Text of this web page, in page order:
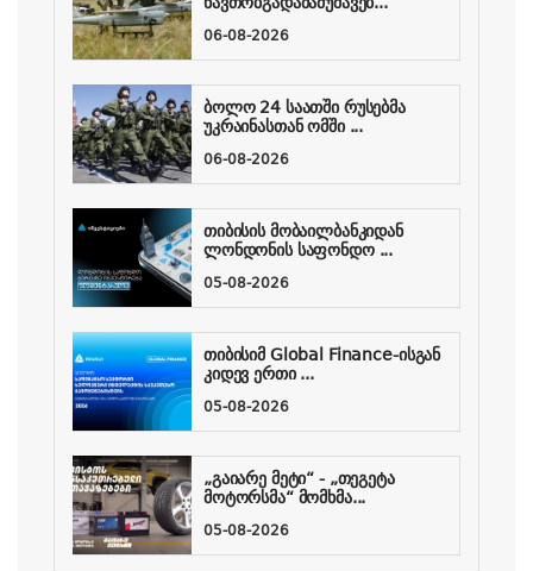
06-08-2026
ბოლო 24 საათში რუსებმა
უკრაინასთან ომში ...
06-08-2026
თიბისის მობაილბანკიდან
ლონდონის საფონდო ...
05-08-2026
თიბისიმ Global Finance-ისგან
კიდევ ერთი ...
05-08-2026
„გაიარე მეტი“ - „თეგეტა
მოტორსმა“ მომხმა...
05-08-2026